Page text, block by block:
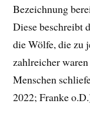
Bezeichnung
Diese beschreibt
die Wölfe, die zu
zahlreicher
Menschen
2022; Franke